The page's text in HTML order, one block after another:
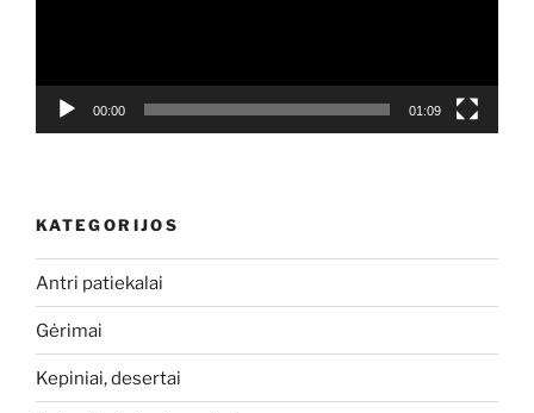
00:00 01:09
KATEGORIJOS
Antri patiekalai
Gėrimai
Kepiniai, desertai